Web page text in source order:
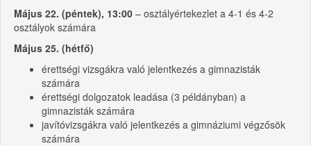
Május 22. (péntek), 13:00 – osztályértekezlet a 4-1 és 4-2
osztályok számára
Május 25. (hétfő)
érettségi vizsgákra való jelentkezés a gimnazisták
számára
érettségi dolgozatok leadása (3 példányban) a
gimnazisták számára
javítóvizsgákra való jelentkezés a gimnáziumi végzősök
számára